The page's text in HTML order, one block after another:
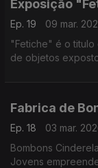
Exposição
Ep. 19
09 mar.
"Fetiche" é o titulo
de objetos
Fabrica de
Ep. 18
03 mar.
Bombons
Jovens